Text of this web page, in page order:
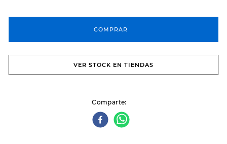
COMPRAR
VER STOCK EN TIENDAS
Comparte